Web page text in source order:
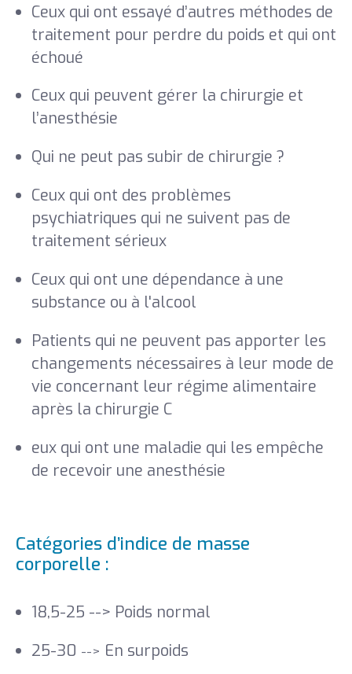
Ceux qui ont essayé d’autres méthodes de
traitement pour perdre du poids et qui ont
échoué
Ceux qui peuvent gérer la chirurgie et
l’anesthésie
Qui ne peut pas subir de chirurgie ?
Ceux qui ont des problèmes
psychiatriques qui ne suivent pas de
traitement sérieux
Ceux qui ont une dépendance à une
substance ou à l'alcool
Patients qui ne peuvent pas apporter les
changements nécessaires à leur mode de
vie concernant leur régime alimentaire
après la chirurgie C
eux qui ont une maladie qui les empêche
de recevoir une anesthésie
Catégories d’indice de masse
corporelle :
18,5-25 --> Poids normal
25-30 --> En surpoids